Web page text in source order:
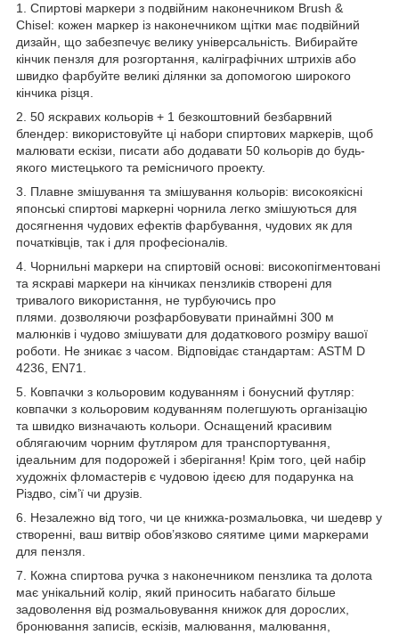
1. Спиртові маркери з подвійним наконечником Brush &
Chisel: кожен маркер із наконечником щітки має подвійний
дизайн, що забезпечує велику універсальність. Вибирайте
кінчик пензля для розгортання, каліграфічних штрихів або
швидко фарбуйте великі ділянки за допомогою широкого
кінчика різця.
2. 50 яскравих кольорів + 1 безкоштовний безбарвний
блендер: використовуйте ці набори спиртових маркерів, щоб
малювати ескізи, писати або додавати 50 кольорів до будь-
якого мистецького та ремісничого проекту.
3. Плавне змішування та змішування кольорів: високоякісні
японські спиртові маркерні чорнила легко змішуються для
досягнення чудових ефектів фарбування, чудових як для
початківців, так і для професіоналів.
4. Чорнильні маркери на спиртовій основі: високопігментовані
та яскраві маркери на кінчиках пензликів створені для
тривалого використання, не турбуючись про
плями. дозволяючи розфарбовувати принаймні 300 м
малюнків і чудово змішувати для додаткового розміру вашої
роботи. Не зникає з часом. Відповідає стандартам: ASTM D
4236, EN71.
5. Ковпачки з кольоровим кодуванням і бонусний футляр:
ковпачки з кольоровим кодуванням полегшують організацію
та швидко визначають кольори. Оснащений красивим
облягаючим чорним футляром для транспортування,
ідеальним для подорожей і зберігання! Крім того, цей набір
художніх фломастерів є чудовою ідеєю для подарунка на
Різдво, сім’ї чи друзів.
6. Незалежно від того, чи це книжка-розмальовка, чи шедевр у
створенні, ваш витвір обов’язково сяятиме цими маркерами
для пензля.
7. Кожна спиртова ручка з наконечником пензлика та долота
має унікальний колір, який приносить набагато більше
задоволення від розмальовування книжок для дорослих,
бронювання записів, ескізів, малювання, малювання,